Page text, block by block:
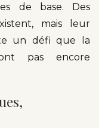
de base. Des
mais leur
un défi que la
pas encore